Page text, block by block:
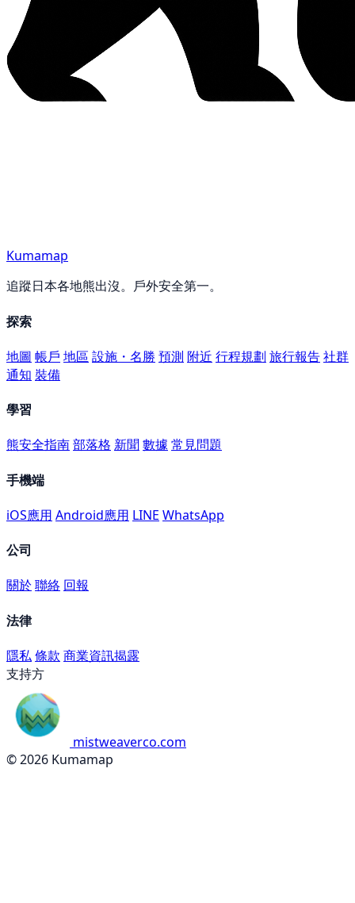
Kumamap
追蹤日本各地熊出沒。戶外安全第一。
探索
地圖 帳戶 地區 設施・名勝 預測 附近 行程規劃 旅行報告社群
通知 裝備
學習
熊安全指南部落格 新聞數據 常見問題
手機端
iOS應用 Android應用 LINE WhatsApp
公司
關於聯絡 回報
法律
隱私條款 商業資訊揭露
支持方
mistweaverco.com
© 2026 Kumamap